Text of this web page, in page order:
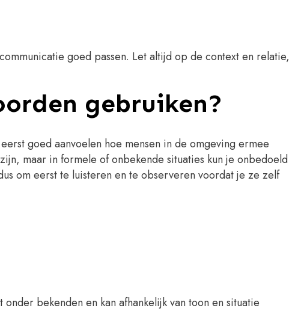
goed passen. Let altijd op de context en relatie,
gebruiken?
goed aanvoelen hoe mensen in de omgeving ermee
maar in formele of onbekende situaties kun je onbedoeld
om eerst te luisteren en te observeren voordat je ze zelf
bekenden en kan afhankelijk van toon en situatie